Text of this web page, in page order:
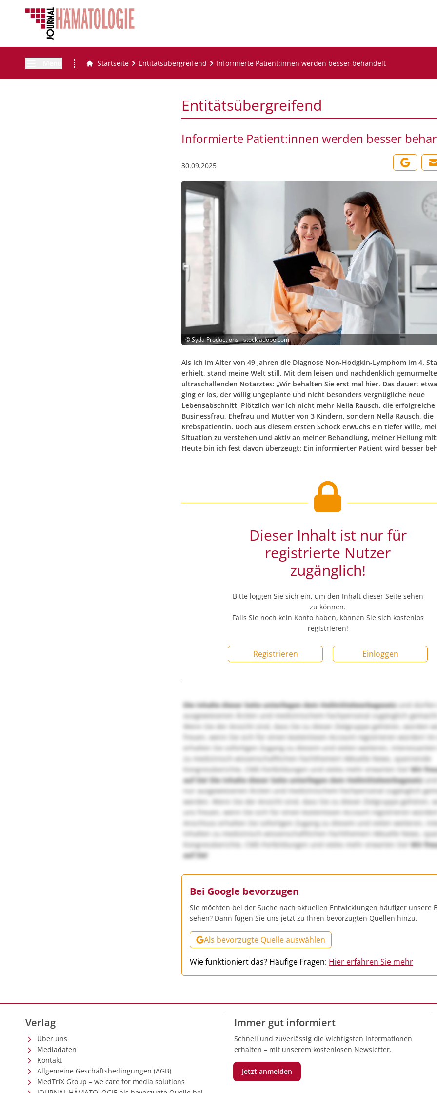
Startseite Entitätsübergreifend Informierte Patient:innen werden besser behandelt
Entitätsübergreifend
Informierte Patient:innen werden besser
30.09.2025
©Syda Productions - stock.adobe.com
Als ich im Alter von 49 Jahren die Diagnose Non-Hodgkin-Lymphom im 4.
erhielt, stand meine Welt still. Mit dem leisen und nachdenklich
ultraschallenden Notarztes: „Wir behalten Sie erst mal hier. Das dauert
ging er los, der völlig ungeplante und nicht besonders vergnügliche neue
Lebensabschnitt. Plötzlich war ich nicht mehr Nella Rausch, die erfolgreiche
Businessfrau, Ehefrau und Mutter von 3 Kindern, sondern Nella Rausch, die
Krebspatientin. Doch aus diesem ersten Schock erwuchs ein tiefer Wille,
Situation zu verstehen und aktiv an meiner Behandlung, meiner Heilung
Heute bin ich fest davon überzeugt: Ein informierter Patient wird besser
Dieser Inhalt ist nur für
registrierte Nutzer
zugänglich!
Bitte loggen Sie sich ein, um den Inhalt dieser Seite sehen
zu können.
Falls Sie noch kein Konto haben, können Sie sich kostenlos
registrieren!
Registrieren Einloggen
Die Inhalte dieser Seite unterliegen dem Heilmittelwerbegesetzund dürfen
ausgewiesenen Ärzten und medizinischem Fachpersonal zugänglich
Wenn Sie der Ansicht sind, dass Sie zu dieser Zielgruppe gehören, würden
freuen, wenn Sie sich für einen kostenlosen Account registrieren würden! Im
erhalten Sie sofortigen Zugang zu diesem und vielen weiteren, interessanten
zu medizinisch-wissenschaftlichen Fachthemen! Aktuelle News, spannende
Kongressberichte, CME-Fortbildungen und vieles mehr erwarten Sie!Wir
auf Sie! Die Inhalte dieser Seite unterliegen dem Heilmittelwerbegesetz
nur ausgewiesenen Ärzten und medizinischem Fachpersonal zugänglich
werden. Wenn Sie der Ansicht sind, dass Sie zu dieser Zielgruppe gehören,
uns freuen, wenn Sie sich für einen kostenlosen Account registrieren
Anschluss erhalten Sie sofortigen Zugang zu diesem und vielen weiteren,
Inhalten zu medizinisch-wissenschaftlichen Fachthemen! Aktuelle News,
Kongressberichte, CME-Fortbildungen und vieles mehr erwarten Sie! Wir
auf Sie!
Bei Google bevorzugen
Sie möchten bei der Suche nach aktuellen Entwicklungen häufiger unsere
sehen? Dann fügen Sie uns jetzt zu Ihren bevorzugten Quellen hinzu.
Als bevorzugte Quelle auswählen
Wie funktioniert das? Häufige Fragen: Hier erfahren Sie mehr
Verlag
Über uns
Mediadaten
Kontakt
Allgemeine Geschäftsbedingungen (AGB)
MedTriX Group – we care for media solutions
Immer gut informiert
Schnell und zuverlässig die wichtigsten Informationen
erhalten – mit unserem kostenlosen Newsletter.
Jetzt anmelden